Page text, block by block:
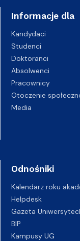
Informacje dla
Kandydaci
Studenci
Doktoranci
Absolwenci
Pracownicy
Otoczenie
Media
Odnośniki
Kalendarz roku
Helpdesk
Gazeta
BIP
Kampusy UG